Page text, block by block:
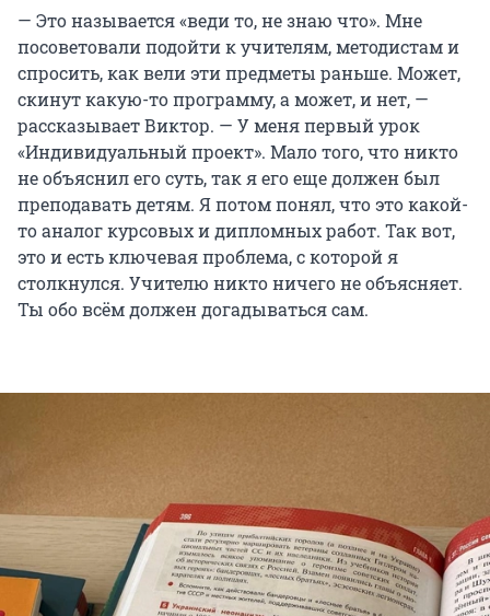
— Это называется «веди то, не знаю что». Мне
посоветовали подойти к учителям, методистам и
спросить, как вели эти предметы раньше. Может,
скинут какую-то программу, а может, и нет, —
рассказывает Виктор. — У меня первый урок
«Индивидуальный проект». Мало того, что никто
не объяснил его суть, так я его еще должен был
преподавать детям. Я потом понял, что это какой-
то аналог курсовых и дипломных работ. Так вот,
это и есть ключевая проблема, с которой я
столкнулся. Учителю никто ничего не объясняет.
Ты обо всём должен догадываться сам.